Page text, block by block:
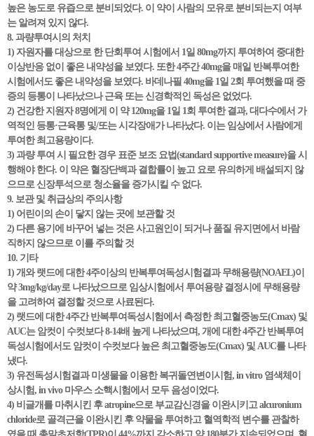
높은 농도로 유즙으로 분비되었다. 이 약이 사람의 모유로 분비되는지 여부
는 알려져 있지 않다.
8. 과량투여시의 처치
1) 자원자를 대상으로 한 단회투여 시험에서 1일 80mg까지 투여하여 중대한
이상반응 없이 좋은 내약성을 보였다. 또한 4주간 40mg을 매일 반복투여한
시험에서도 좋은 내약성을 보였다. 바데나필 40mg을 1일 2회 투여했을 때 중
증의 등통이 나타났으나 근육 또는 신경학적인 독성은 없었다.
2) 건강한 지원자 8명에게 이 약 120mg을 1일 1회 투여한 결과, 대다수에서 가
역적인 등통·근육통 및/또는 시각장애가 나타났다. 이는 임상에서 사람에게
투여한 최고용량이다.
3) 과량 투여 시 필요한 경우 표준 보조 요법(standard supportive measure)을 시
행해야 한다. 이 약은 혈장단백과 결합률이 높고 요로 유의하게 배설되지 않
으므로 신장투석으로 청소율을 증가시킬 수 없다.
9. 보관 및 취급상의 주의사항
1) 어린이의 손이 닿지 않는 곳에 보관할 것
2) 다른 용기에 바꾸어 넣는 것은 사고원인이 되거나 품질 유지면에서 바람
직하지 않으므로 이를 주의할 것
10. 기타
1) 개와 랫드에 대한 4주이상의 반복투여독성시험결과 무해용량(NOAEL)이
약 3mg/kg/day로 나타났으므로 임상시험에서 투여용량 결정시에 무해용량
을 고려하여 결정할 것으로 사료된다.
2) 랫드에 대한 4주간 반복투여독성시험에서 측정한 최고혈중농도(Cmax) 및
AUC는 암컷이 수컷보다 8-14배 높게 나타났으며, 개에 대한 4주간 반복투여
독성시험에서도 암컷이 수컷보다 높은 최고혈중농도(Cmax) 및 AUC를 나타
냈다.
3) 유전독성시험결과 미생물을 이용한 복귀돌연변이시험, in vitro 염색체이
상시험, in vivo 마우스 소핵시험에서 모두 음성이었다.
4) 비글개를 마취시킨 후 atropine으로 부교감신경을 이완시키고 alcuronium
chloride로 골격근을 이완시킨 후 약물을 투여하고 혈역학적 변수를 관찰하